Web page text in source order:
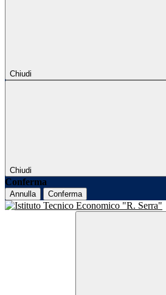
Chiudi
Chiudi
Conferma
Annulla Conferma